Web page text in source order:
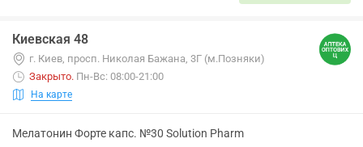
Киевская 48
г. Киев, просп. Николая Бажана, 3Г (м.Позняки)
Закрыто. Пн-Вс: 08:00-21:00
На карте
Мелатонин Форте капс. №30 Solution Pharm